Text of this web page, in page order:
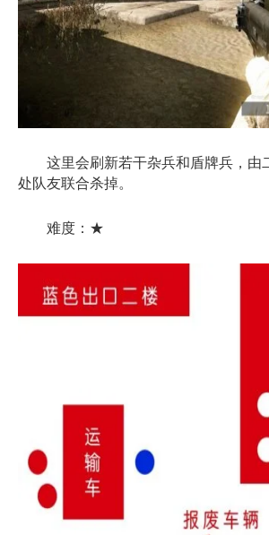
这里会刷新若干杂兵和盾牌兵，由
处队友联合杀掉。
难度：★